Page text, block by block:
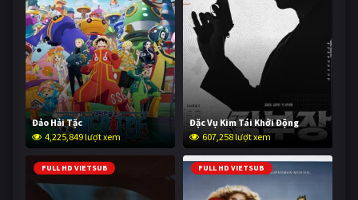
Đảo Hải Tặc
4,225,849 lượt xem
Đặc Vụ Kim Tái Khởi Động
607,258 lượt xem
FULL HD VIETSUB FULL HD VIETSUB